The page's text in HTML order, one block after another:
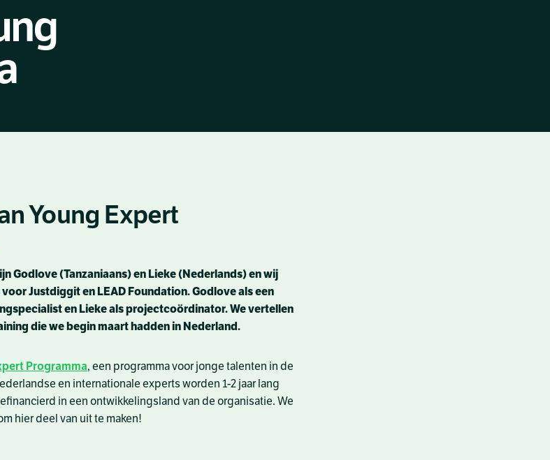
Young Expert
Godlove (Tanzaniaans) en Lieke (Nederlands) en wij
Justdiggit en LEAD Foundation. Godlove als een
en Lieke als projectcoördinator. We vertellen
die we begin maart hadden in Nederland.
Programma, een programma voor jonge talenten in de
en internationale experts worden 1-2 jaar lang
in een ontwikkelingsland van de organisatie. We
hier deel van uit te maken!